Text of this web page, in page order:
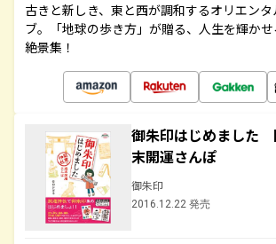
古きと新しき、東と西が調和するオリエン
ブ。「地球の歩き方」が贈る、人生を輝か
絶景集！
御朱印はじめまし
末開運さんぽ
御朱印
2016.12.22 発売